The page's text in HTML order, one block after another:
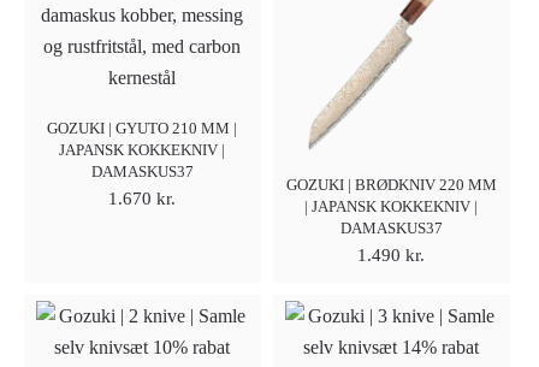
GOZUKI | GYUTO 210 MM |
JAPANSK KOKKEKNIV |
DAMASKUS37
1.670kr.
GOZUKI | BRØDKNIV 220 MM
| JAPANSK KOKKEKNIV |
DAMASKUS37
1.490kr.